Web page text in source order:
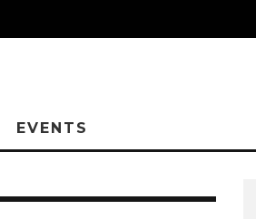
EVENTS